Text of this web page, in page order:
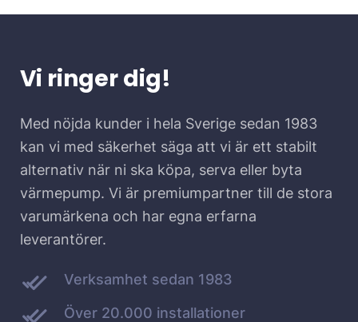
Vi ringer dig!
Med nöjda kunder i hela Sverige sedan 1983
kan vi med säkerhet säga att vi är ett stabilt
alternativ när ni ska köpa, serva eller byta
värmepump. Vi är premiumpartner till de stora
varumärkena och har egna erfarna
leverantörer.
Verksamhet sedan 1983
Över 20.000 installationer